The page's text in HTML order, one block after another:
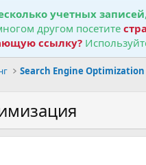
учетных записей
другом посетите
ссылку?
Search Engine Optimization